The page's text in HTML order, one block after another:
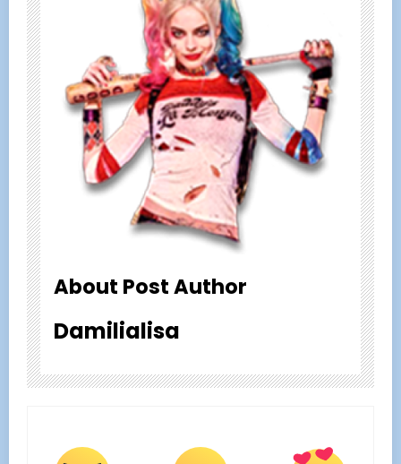
About Post Author
Damilialisa